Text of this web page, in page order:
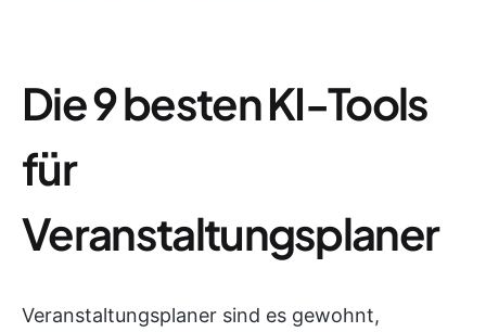
Die 9 besten KI-Tools
für
Veranstaltungsplaner
Veranstaltungsplaner sind es gewohnt,